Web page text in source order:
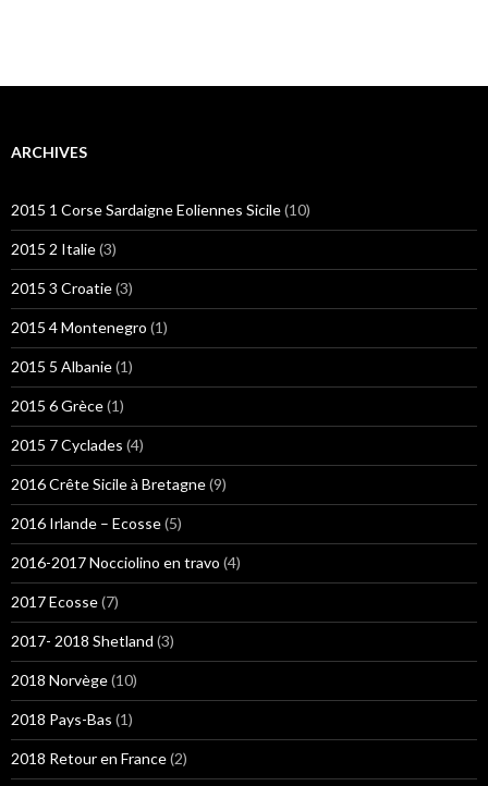
ARCHIVES
2015 1 Corse Sardaigne Eoliennes Sicile(10)
2015 2 Italie(3)
2015 3 Croatie(3)
2015 4 Montenegro (1)
2015 5 Albanie(1)
2015 6 Grèce(1)
2015 7 Cyclades (4)
2016 Crête Sicile à Bretagne(9)
2016 Irlande – Ecosse(5)
2016-2017 Nocciolino en travo (4)
2017 Ecosse(7)
2017- 2018 Shetland (3)
2018 Norvège(10)
2018 Pays-Bas (1)
2018 Retour en France(2)